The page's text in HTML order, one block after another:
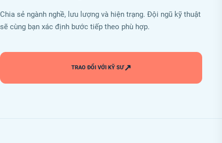
Chia sẻ ngành nghề, lưu lượng và hiện trạng. Đội ngũ kỹ thuật
sẽ cùng bạn xác định bước tiếp theo phù hợp.
TRAO ĐỔI VỚI KỸ SƯ↗